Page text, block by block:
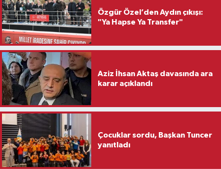
Özgür Özel’den Aydın çıkışı:
"Ya Hapse Ya Transfer"
Aziz İhsan Aktaş davasında ara
karar açıklandı
Çocuklar sordu, Başkan Tuncer
yanıtladı